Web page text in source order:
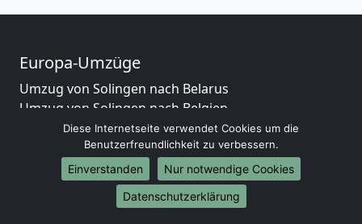
Europa-Umzüge
Umzug von Solingen nach Belarus
Umzug von Solingen nach Belgien
Umzug von Solingen nach Bulgarien
Umzug von Solingen nach Dänemark
Umzug von Solingen nach England
Umzug von Solingen nach Portugal
Umzug von Solingen nach Bosnien
Diese Internetseite verwendet Cookies um die
Benutzerfreundlichkeit zu verbessern.
Einverstanden
Nur notwendige Cookies
Datenschutzerklärung